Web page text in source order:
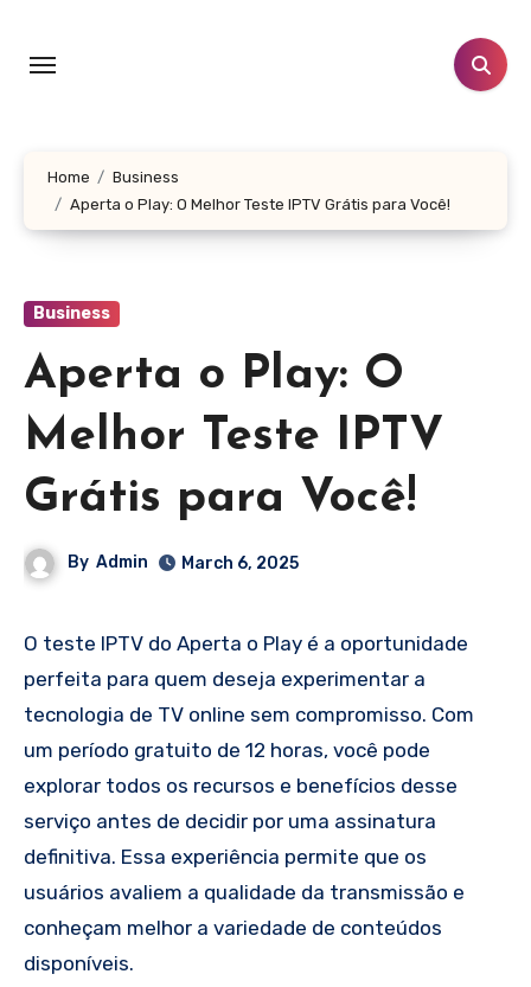
content
Home
Business
Aperta o Play: O Melhor Teste IPTV Grátis para Você!
Business
Aperta o Play: O
Melhor Teste IPTV
Grátis para Você!
By Admin March 6, 2025
O teste IPTV do Aperta o Play é a oportunidade
perfeita para quem deseja experimentar a
tecnologia de TV online sem compromisso. Com
um período gratuito de 12 horas, você pode
explorar todos os recursos e benefícios desse
serviço antes de decidir por uma assinatura
definitiva. Essa experiência permite que os
usuários avaliem a qualidade da transmissão e
conheçam melhor a variedade de conteúdos
disponíveis.